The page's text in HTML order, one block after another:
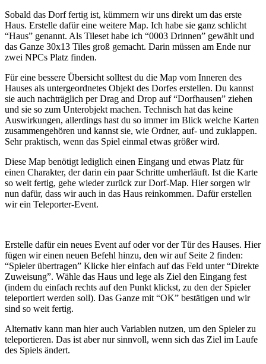
Sobald das Dorf fertig ist, kümmern wir uns direkt um das erste
Haus. Erstelle dafür eine weitere Map. Ich habe sie ganz schlicht
“Haus” genannt. Als Tileset habe ich “0003 Drinnen” gewählt und
das Ganze 30x13 Tiles groß gemacht. Darin müssen am Ende nur
zwei NPCs Platz finden.
Für eine bessere Übersicht solltest du die Map vom Inneren des
Hauses als untergeordnetes Objekt des Dorfes erstellen. Du kannst
sie auch nachträglich per Drag and Drop auf “Dorfhausen” ziehen
und sie so zum Unterobjekt machen. Technisch hat das keine
Auswirkungen, allerdings hast du so immer im Blick welche Karten
zusammengehören und kannst sie, wie Ordner, auf- und zuklappen.
Sehr praktisch, wenn das Spiel einmal etwas größer wird.
Diese Map benötigt lediglich einen Eingang und etwas Platz für
einen Charakter, der darin ein paar Schritte umherläuft. Ist die Karte
so weit fertig, gehe wieder zurück zur Dorf-Map. Hier sorgen wir
nun dafür, dass wir auch in das Haus reinkommen. Dafür erstellen
wir ein Teleporter-Event.
Erstelle dafür ein neues Event auf oder vor der Tür des Hauses. Hier
fügen wir einen neuen Befehl hinzu, den wir auf Seite 2 finden:
“Spieler übertragen” Klicke hier einfach auf das Feld unter “Direkte
Zuweisung”. Wähle das Haus und lege als Ziel den Eingang fest
(indem du einfach rechts auf den Punkt klickst, zu den der Spieler
teleportiert werden soll). Das Ganze mit “OK” bestätigen und wir
sind so weit fertig.
Alternativ kann man hier auch Variablen nutzen, um den Spieler zu
teleportieren. Das ist aber nur sinnvoll, wenn sich das Ziel im Laufe
des Spiels ändert.